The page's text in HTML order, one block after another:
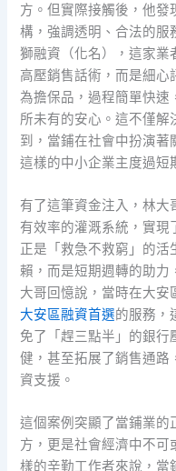
方。但實際接觸後，他發
構，強調透明、合法的服
獅融資（化名），這家業
高壓銷售話術，而是細心
為擔保品，過程簡單快速
所未有的安心。這不僅解
到，當鋪在社會中扮演著
這樣的中小企業主度過短
有了這筆資金注入，林大
有效率的灌溉系統，實現
正是「救急不救窮」的活
賴，而是短期週轉的助力
大哥回憶說，當時在大安
大安區融資首選的服務，
免了「趕三點半」的銀行
健，甚至拓展了銷售通路
資支援。
這個案例突顯了當鋪業的
方，更是社會經濟中不可
樣的辛勤工作者來說，